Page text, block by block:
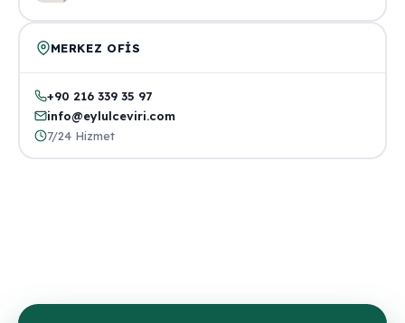
MERKEZ OFIS
+90 216 339 35 97
info@eylulceviri.com
7/24 Hizmet